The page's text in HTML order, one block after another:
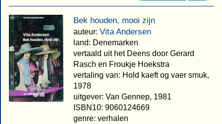
Bek houden, mooi zijn
auteur: Vita Andersen
land: Denemarken
vertaald uit het Deens door Gerard
Rasch en Froukje Hoekstra
vertaling van: Hold kaeft og vaer smuk,
1978
uitgever: Van Gennep, 1981
ISBN10: 9060124669
genre: verhalen